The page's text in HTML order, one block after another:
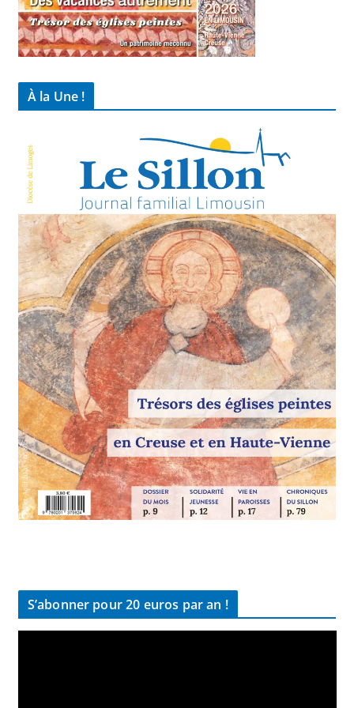
À la Une !
S’abonner pour 20 euros par an !